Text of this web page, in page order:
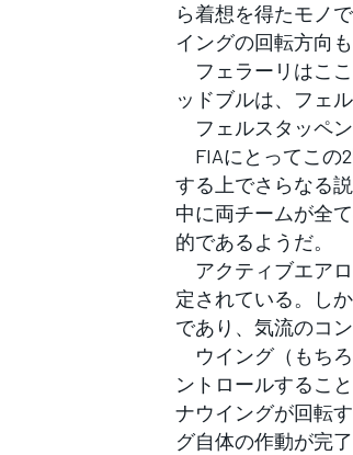
ら着想を得たモノ
イングの回転方向
フェラーリはこ
ッドブルは、フェ
フェルスタッペン
FIAにとってこの
する上でさらなる
中に両チームが全
的であるようだ。
アクティブエア
定されている。し
であり、気流のコ
ウイング（もち
ントロールするこ
ナウイングが回転
グ自体の作動が完